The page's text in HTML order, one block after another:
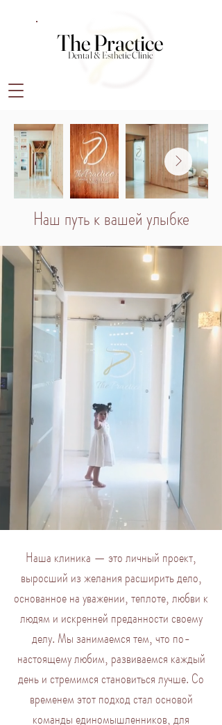
The Practice
The Practice
Dental & Esthetic Clinic
Dental & Esthetic Clinic
Наш путь к вашей улыбке
Наша клиника — это личный проект,
выросший из желания расширить дело,
основанное на уважении, теплоте, любви к
людям и искренней преданности своему
делу. Мы занимаемся тем, что по-
настоящему любим, развиваемся каждый
день и стремимся становиться лучше. Со
временем этот подход стал основой
команды единомышленников, для